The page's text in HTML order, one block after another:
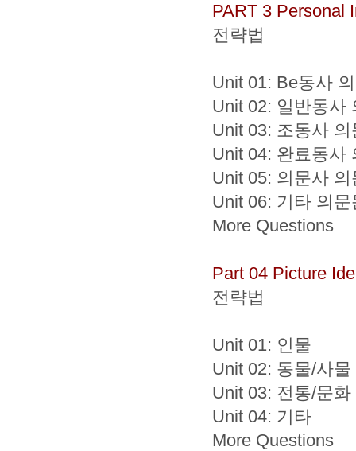
PART 3 Personal
전략법
Unit 01: Be동사
Unit 02: 일반동사
Unit 03: 조동사 의
Unit 04: 완료동사
Unit 05: 의문사 의
Unit 06: 기타 의문
More Questions
Part 04 Picture
전략법
Unit 01: 인물
Unit 02: 동물/사물
Unit 03: 전통/문화
Unit 04: 기타
More Questions